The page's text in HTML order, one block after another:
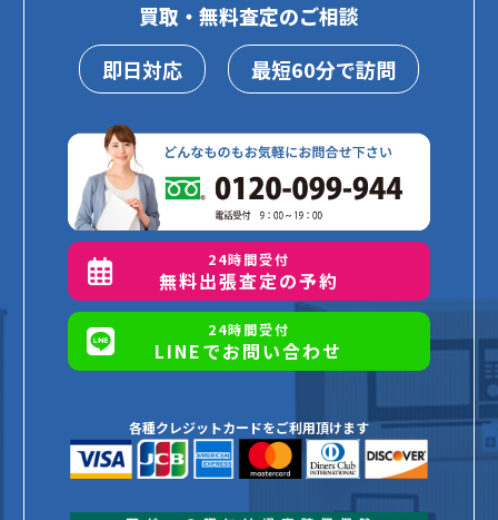
買取・無料査定のご相談
即日対応
最短60分で訪問
24時間受付
無料出張査定の予約
24時間受付
LINEでお問い合わせ
各種クレジットカードをご利用頂けます